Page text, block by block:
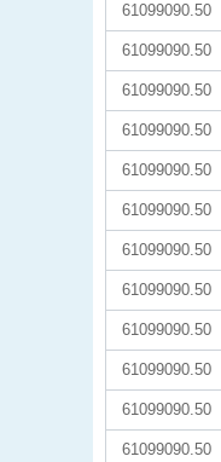
61099090.50
61099090.50
61099090.50
61099090.50
61099090.50
61099090.50
61099090.50
61099090.50
61099090.50
61099090.50
61099090.50
61099090.50